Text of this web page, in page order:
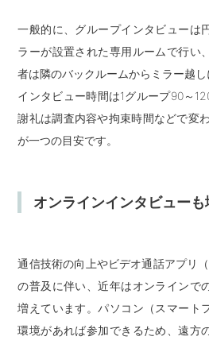
一般的に、グループインタビューは
ラーが設置された専用ルームで行い
者は隣のバックルームからミラー越し
インタビュー時間は1グループ90～
謝礼は調査内容や拘束時間などで変
が一つの目安です。
オンラインインタビュー
通信技術の向上やビデオ通話アプリ
の普及に伴い、近年はオンラインで
増えています。パソコン（スマート
環境があれば参加できるため、遠方